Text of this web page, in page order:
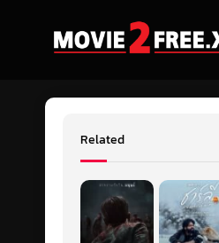
Related